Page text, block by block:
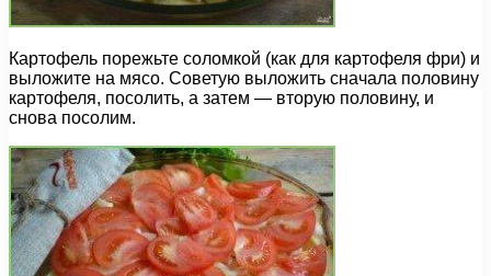
Картофель порежьте соломкой (как для картофеля фри) и
выложите на мясо. Советую выложить сначала половину
картофеля, посолить, а затем — вторую половину, и
снова посолим.